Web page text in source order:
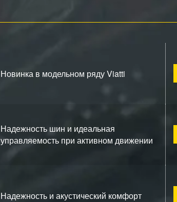
Новинка в модельном ряду Viatti
Надежность шин и идеальная
управляемость при активном движении
Надежность и акустический комфорт